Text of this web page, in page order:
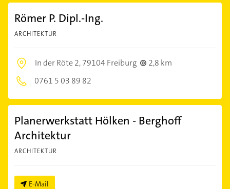
Römer P. Dipl.-Ing.
ARCHITEKTUR
In der Röte 2,79104 Freiburg
2,8 km
0761 5 03 89 82
Planerwerkstatt Hölken - Berghoff
Architektur
ARCHITEKTUR
E-Mail